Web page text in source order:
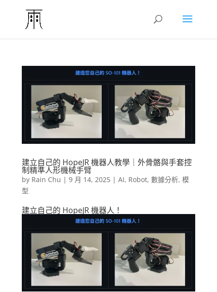
建立自己的 HopeJR 機器人教學｜外骨骼與手套控
制精準人形機械手臂
by Rain Chu | 9 月 14, 2025| AI, Robot, 數據分析, 模
型
建立自己的 HopeJR 機器人！